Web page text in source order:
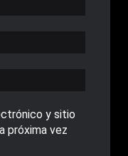
y sitio
próxima vez